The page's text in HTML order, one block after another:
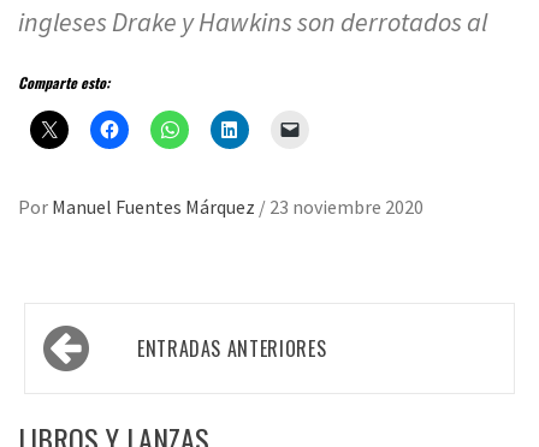
ingleses Drake y Hawkins son derrotados al
Comparte esto:
Por Manuel Fuentes Márquez / 23 noviembre 2020
Navegación
de ENTRADAS ANTERIORES